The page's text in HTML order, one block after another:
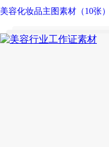
美容化妆品主图素材 （10张